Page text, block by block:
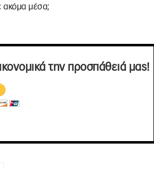
ακόμα μέσα;
την προσπάθειά μας!